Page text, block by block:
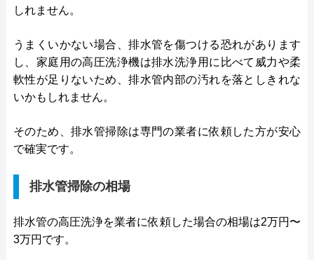
しれません。
うまくいかない場合、排水管を傷つける恐れがあります
し、家庭用の高圧洗浄機は排水洗浄用に比べて威力や柔
軟性が足りないため、排水管内部の汚れを落としきれな
いかもしれません。
そのため、排水管掃除は専門の業者に依頼した方が安心
で確実です。
排水管掃除の相場
排水管の高圧洗浄を業者に依頼した場合の相場は2万円〜
3万円です。